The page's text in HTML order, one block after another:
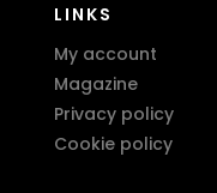
LINKS
My account
Magazine
Privacy policy
Cookie policy